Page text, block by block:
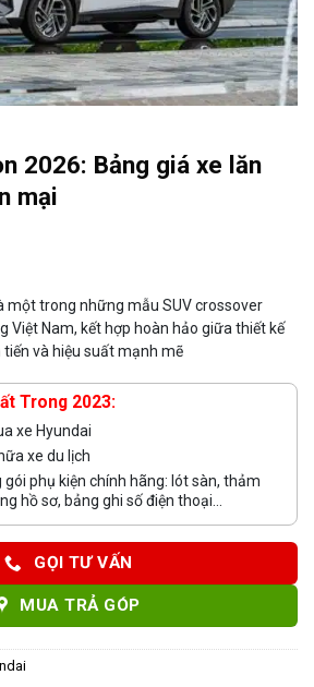
2026: Bảng giá xe lăn
mại
một trong những mẫu SUV crossover
Việt Nam, kết hợp hoàn hảo giữa thiết kế
tiến và hiệu suất mạnh mẽ
Trong 2023:
xe Hyundai
xe du lịch
phụ kiện chính hãng: lót sàn, thảm
hồ sơ, bảng ghi số điện thoại...
GỌI TƯ VẤN
MUA TRẢ GÓP